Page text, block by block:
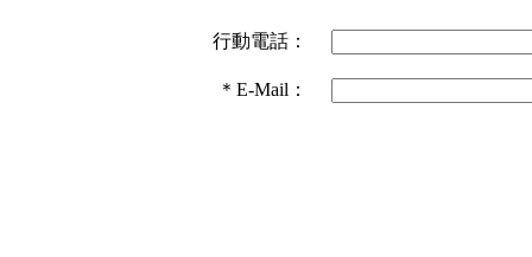
行動電話：
＊ E-Mail：